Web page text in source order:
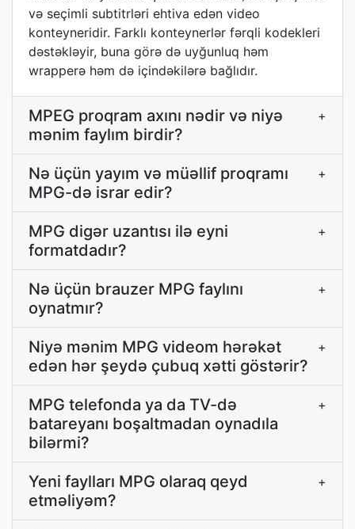
və seçimli subtitrləri ehtiva edən video
konteyneridir. Farklı konteynerlər fərqli kodekleri
dəstəkləyir, buna görə də uyğunluq həm
wrapperə həm də içindəkilərə bağlıdır.
MPEG proqram axını nədir və niyə
mənim faylım birdir?
+
Nə üçün yayım və müəllif proqramı
MPG-də israr edir?
+
MPG digər uzantısı ilə eyni
formatdadır?
+
Nə üçün brauzer MPG faylını
oynatmır?
+
Niyə mənim MPG videom hərəkət
edən hər şeydə çubuq xətti göstərir?
+
MPG telefonda ya da TV-də
batareyanı boşaltmadan oynadıla
bilərmi?
+
Yeni faylları MPG olaraq qeyd
etməliyəm?
+